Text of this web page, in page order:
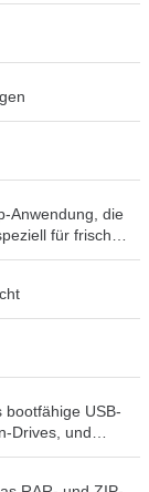
Anwendung, die
für frisch
entwickelt wurde.
Die
und beide
verifiziert.
Datei gepackt,
Installationen
persönlichen
mit all Ihren
- auf Ihrer
bootfähige USB-
Drives, und
ist in